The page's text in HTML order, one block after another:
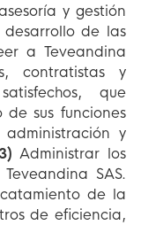
y gestión
de las
a Teveandina
contratistas y
que
sus funciones
y
Administrar los
SAS.
de la
de eficiencia,